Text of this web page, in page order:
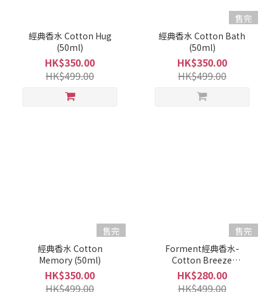
經典香水 Cotton Hug
(50ml)
HK$350.00
HK$499.00
售完
經典香水 Cotton Bath
(50ml)
HK$350.00
HK$499.00
售完
經典香水 Cotton
Memory (50ml)
HK$350.00
HK$499.00
售完
Forment經典香水-
Cotton Breeze
（50ml)_exp25.08.24
HK$280.00
HK$499.00